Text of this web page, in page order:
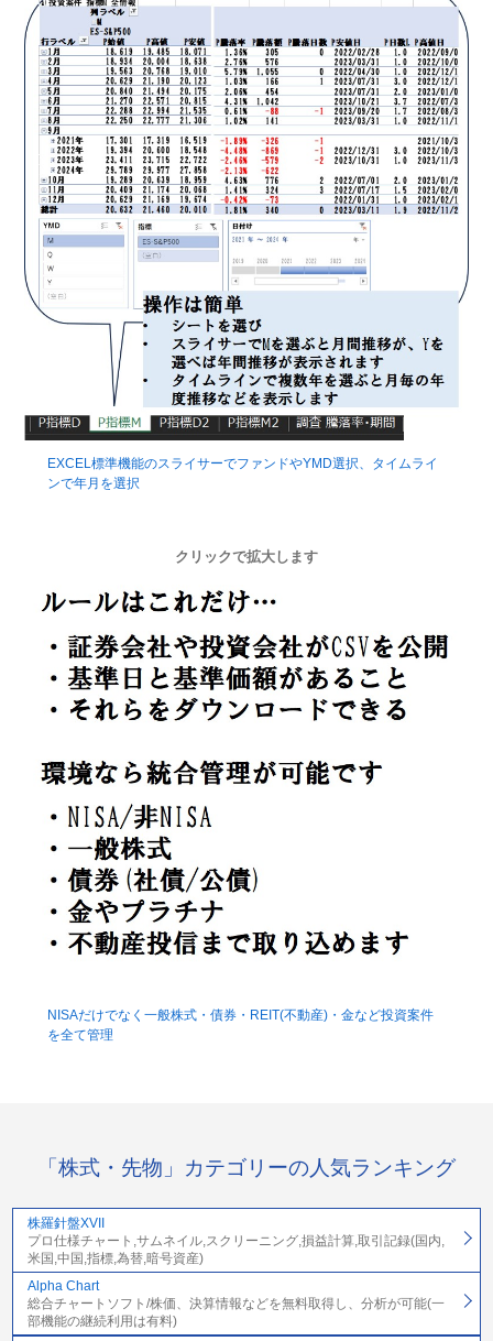
EXCEL標準機能のスライサーでファンドやYMD選択、タイムライ
ンで年月を選択
クリックで拡大します
NISAだけでなく一般株式・債券・REIT(不動産)・金など投資案件
を全て管理
「株式・先物」カテゴリーの人気ランキング
株羅針盤XVII
プロ仕様チャート,サムネイル,スクリーニング,損益計算,取引記録(国内,
米国,中国,指標,為替,暗号資産)
Alpha Chart
総合チャートソフト/株価、決算情報などを無料取得し、分析が可能(一
部機能の継続利用は有料)